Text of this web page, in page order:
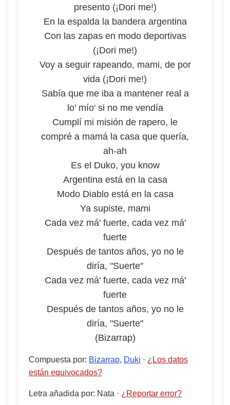
presento (¡Dori me!)
En la espalda la bandera argentina
Con las zapas en modo deportivas
(¡Dori me!)
Voy a seguir rapeando, mami, de por
vida (¡Dori me!)
Sabía que me iba a mantener real a
lo' mío' si no me vendía
Cumplí mi misión de rapero, le
compré a mamá la casa que quería,
ah-ah
Es el Duko, you know
Argentina está en la casa
Modo Diablo está en la casa
Ya supiste, mami
Cada vez má' fuerte, cada vez má'
fuerte
Después de tantos años, yo no le
diría, "Suerte"
Cada vez má' fuerte, cada vez má'
fuerte
Después de tantos años, yo no le
diría, "Suerte"
(Bizarrap)
Compuesta por: Bizarrap, Duki · ¿Los datos
están equivocados?
Letra añadida por: Nata · ¿Reportar error?